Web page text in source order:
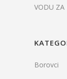
VODU ZA
Borovci